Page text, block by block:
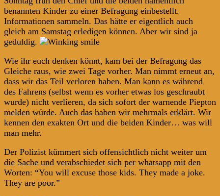
benannten Kinder zu einer Befragung einbestellt.
Informationen sammeln. Das hätte er eigentlich auch
gleich am Samstag erledigen können. Aber wir sind ja
geduldig.
Wie ihr euch denken könnt, kam bei der Befragung das
Gleiche raus, wie zwei Tage vorher. Man nimmt erneut an,
dass wir das Teil verloren haben. Man kann es während
des Fahrens (selbst wenn es vorher etwas los geschraubt
wurde) nicht verlieren, da sich sofort der warnende Piepton
melden würde. Auch das haben wir mehrmals erklärt. Wir
kennen den exakten Ort und die beiden Kinder… was will
man mehr.
Der Polizist kümmert sich offensichtlich nicht weiter um
die Sache und verabschiedet sich per whatsapp mit den
Worten: “You will excuse those kids. They made a joke.
They are poor.”